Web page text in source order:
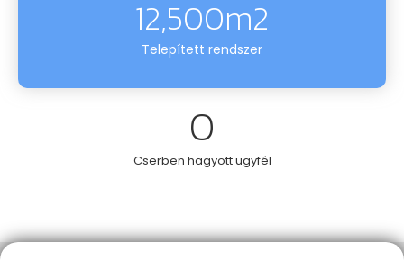
Telepített rendszer
12,500m2
Cserben hagyott ügyfél
0